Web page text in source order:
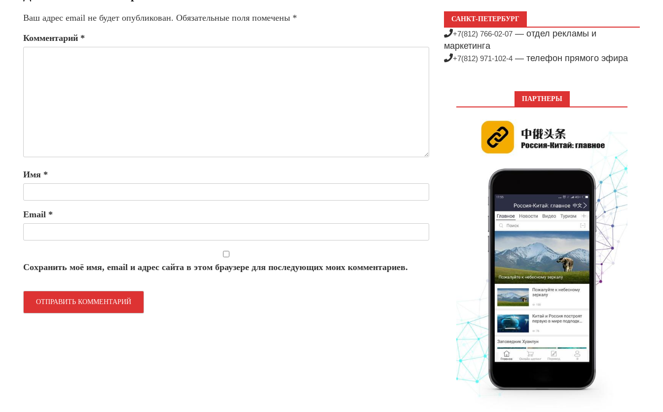
Ваш адрес email не будет опубликован. Обязательные поля помечены *
Комментарий *
Имя *
Email *
Сохранить моё имя, email и адрес сайта в этом браузере для последующих моих комментариев.
САНКТ-ПЕТЕРБУРГ
+7(812) 766-02-07 — отдел рекламы и
маркетинга
+7(812) 971-102-4 — телефон прямого эфира
ПАРТНЕРЫ